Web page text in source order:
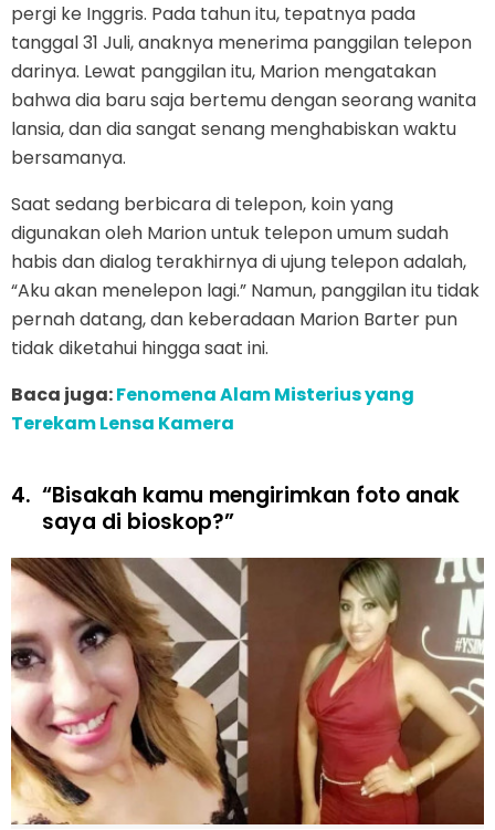
pergi ke Inggris. Pada tahun itu, tepatnya pada
tanggal 31 Juli, anaknya menerima panggilan telepon
darinya. Lewat panggilan itu, Marion mengatakan
bahwa dia baru saja bertemu dengan seorang wanita
lansia, dan dia sangat senang menghabiskan waktu
bersamanya.
Saat sedang berbicara di telepon, koin yang
digunakan oleh Marion untuk telepon umum sudah
habis dan dialog terakhirnya di ujung telepon adalah,
“Aku akan menelepon lagi.” Namun, panggilan itu tidak
pernah datang, dan keberadaan Marion Barter pun
tidak diketahui hingga saat ini.
Baca juga:Fenomena Alam Misterius yang
Terekam Lensa Kamera
4. “Bisakah kamu mengirimkan foto anak
saya di bioskop?”